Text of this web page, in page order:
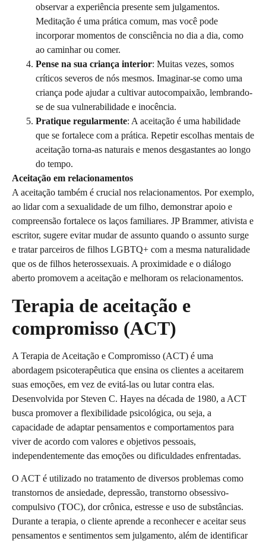
observar a experiência presente sem julgamentos.
Meditação é uma prática comum, mas você pode
incorporar momentos de consciência no dia a dia, como
ao caminhar ou comer.
Pense na sua criança interior: Muitas vezes, somos
críticos severos de nós mesmos. Imaginar-se como uma
criança pode ajudar a cultivar autocompaixão, lembrando-
se de sua vulnerabilidade e inocência.
Pratique regularmente: A aceitação é uma habilidade
que se fortalece com a prática. Repetir escolhas mentais de
aceitação torna-as naturais e menos desgastantes ao longo
do tempo.
Aceitação em relacionamentos
A aceitação também é crucial nos relacionamentos. Por exemplo,
ao lidar com a sexualidade de um filho, demonstrar apoio e
compreensão fortalece os laços familiares. JP Brammer, ativista e
escritor, sugere evitar mudar de assunto quando o assunto surge
e tratar parceiros de filhos LGBTQ+ com a mesma naturalidade
que os de filhos heterossexuais. A proximidade e o diálogo
aberto promovem a aceitação e melhoram os relacionamentos.
Terapia de aceitação e
compromisso (ACT)
A Terapia de Aceitação e Compromisso (ACT) é uma
abordagem psicoterapêutica que ensina os clientes a aceitarem
suas emoções, em vez de evitá-las ou lutar contra elas.
Desenvolvida por Steven C. Hayes na década de 1980, a ACT
busca promover a flexibilidade psicológica, ou seja, a
capacidade de adaptar pensamentos e comportamentos para
viver de acordo com valores e objetivos pessoais,
independentemente das emoções ou dificuldades enfrentadas.
O ACT é utilizado no tratamento de diversos problemas como
transtornos de ansiedade, depressão, transtorno obsessivo-
compulsivo (TOC), dor crônica, estresse e uso de substâncias.
Durante a terapia, o cliente aprende a reconhecer e aceitar seus
pensamentos e sentimentos sem julgamento, além de identificar